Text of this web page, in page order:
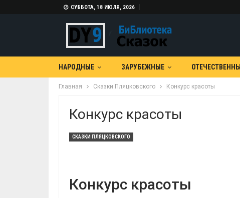
СУББОТА, 18 ИЮЛЯ, 2026
НАРОДНЫЕ ЗАРУБЕЖНЫЕ
Главная Сказки Пляцковского Конкурс красоты
Конкурс красоты
СКАЗКИ ПЛЯЦКОВСКОГО
Конкурс красоты